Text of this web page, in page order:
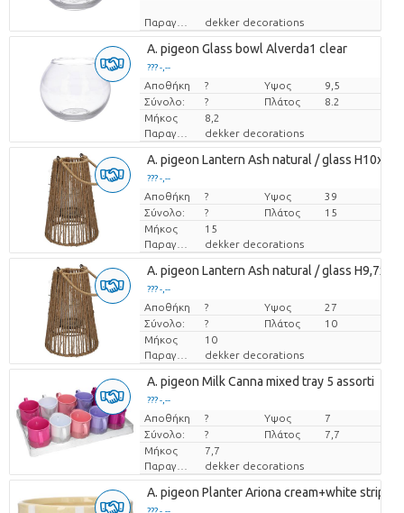
Παραγωγός dekker decorations
A. pigeon Glass bowl Alverda1 clear
??? -,--
Τιμή ανά τεμάχιο
Αποθήκη ? Υψος
9,5
Σύνολο:
? Πλάτος
8.2
Μήκος
8,2
Παραγωγός
dekker decorations
A. pigeon Lantern Ash natural / glass
??? -,--
Τιμή ανά τεμάχιο
Αποθήκη ? Υψος
39
Σύνολο:
? Πλάτος
15
Μήκος
15
Παραγωγός
dekker decorations
A. pigeon Lantern Ash natural / glass
??? -,--
Τιμή ανά τεμάχιο
Αποθήκη ? Υψος
27
Σύνολο:
? Πλάτος
10
Μήκος
10
Παραγωγός
dekker decorations
A. pigeon Milk Canna mixed tray 5 assorti
??? -,--
Τιμή ανά τεμάχιο
Αποθήκη ? Υψος
7
Σύνολο:
? Πλάτος
7,7
Μήκος
7,7
Παραγωγός
dekker decorations
A. pigeon Planter Ariona cream+white stripes